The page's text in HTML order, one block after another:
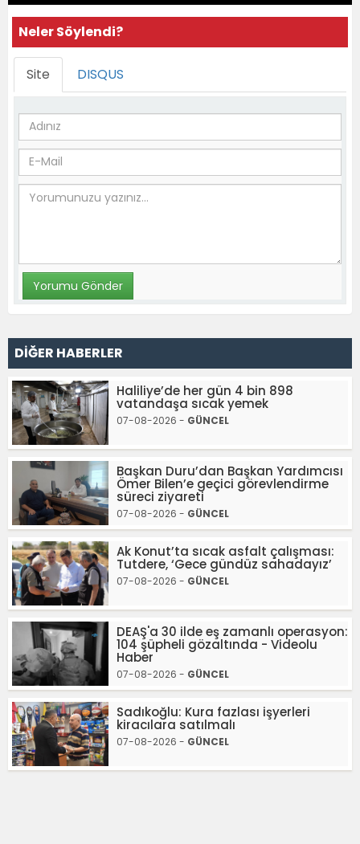
Neler Söylendi?
Site DISQUS
DİĞER HABERLER
Haliliye’de her gün 4 bin 898
vatandaşa sıcak yemek
07-08-2026 - GÜNCEL
Başkan Duru’dan Başkan Yardımcısı
Ömer Bilen’e geçici görevlendirme
süreci ziyareti
07-08-2026 - GÜNCEL
Ak Konut’ta sıcak asfalt çalışması:
Tutdere, ‘Gece gündüz sahadayız’
07-08-2026 - GÜNCEL
DEAŞ'a 30 ilde eş zamanlı operasyon:
104 şüpheli gözaltında - Videolu
Haber
07-08-2026 - GÜNCEL
Sadıkoğlu: Kura fazlası işyerleri
kiracılara satılmalı
07-08-2026 - GÜNCEL